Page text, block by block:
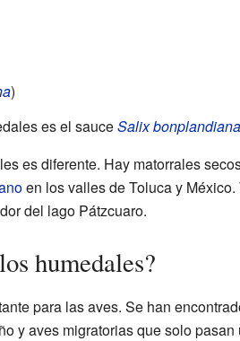
)
es el sauceSalix bonplandiana
es diferente. Hay matorrales
en los valles de Toluca y
del lago Pátzcuaro.
humedales?
para las aves. Se han
y aves migratorias que solo pasan